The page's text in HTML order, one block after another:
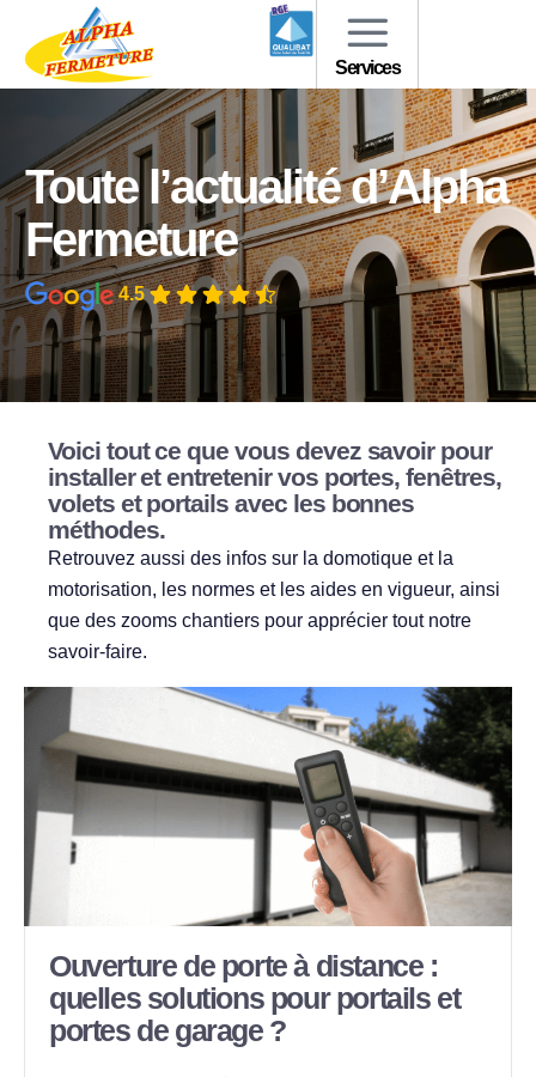
Services
Toute l’actualité d’Alpha
Fermeture
4.5
Voici tout ce que vous devez savoir pour
installer et entretenir vos portes, fenêtres,
volets et portails avec les bonnes
méthodes.
Retrouvez aussi des infos sur la domotique et la
motorisation, les normes et les aides en vigueur, ainsi
que des zooms chantiers pour apprécier tout notre
savoir‑faire.
Ouverture de porte à distance :
quelles solutions pour portails et
portes de garage ?